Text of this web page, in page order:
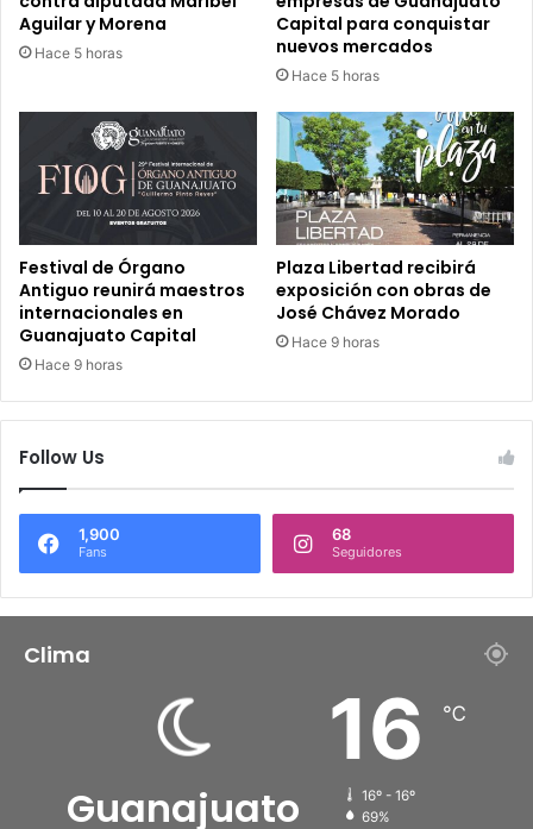
Aguilar y Morena
Hace 5 horas
Capital para conquistar
nuevos mercados
Hace 5 horas
Festival de Órgano
Antiguo reunirá maestros
internacionales en
Guanajuato Capital
Hace 9 horas
Plaza Libertad recibirá
exposición con obras de
José Chávez Morado
Hace 9 horas
Follow Us
1,900
Fans
68
Seguidores
Clima
Guanajuato
16 ℃
16º - 16º
69%